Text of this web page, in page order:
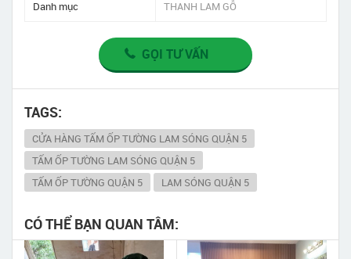
Danh mục THANH LAM GỖ
GỌI TƯ VẤN
TAGS:
CỬA HÀNG TẤM ỐP TƯỜNG LAM SÓNG QUẬN 5
TẤM ỐP TƯỜNG LAM SÓNG QUẬN 5
TẤM ỐP TƯỜNG QUẬN 5
LAM SÓNG QUẬN 5
CÓ THỂ BẠN QUAN TÂM: